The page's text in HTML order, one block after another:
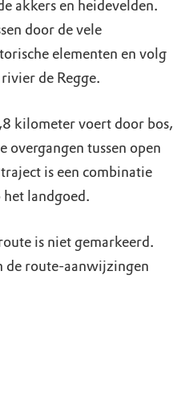
akkers en heidevelden.
door de vele
elementen en volg
de Regge.
kilometer voert door bos,
overgangen tussen open
is een combinatie
landgoed.
is niet gemarkeerd.
de route-aanwijzingen